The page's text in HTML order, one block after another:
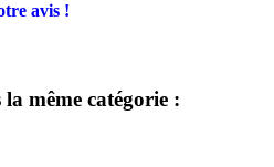
avis !
même catégorie :